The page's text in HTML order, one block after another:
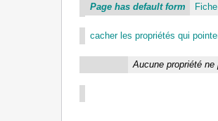
Page has default form
cacher les propriétés qui
Aucune propriété